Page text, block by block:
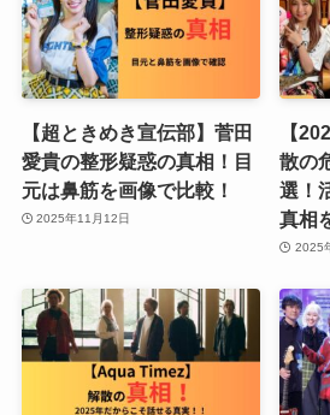
【超ときめき宣伝部】菅田
愛貴の整形疑惑の真相！目
元は鼻筋を画像で比較！
2025年11月12日
【
散の
選！
真相
2025